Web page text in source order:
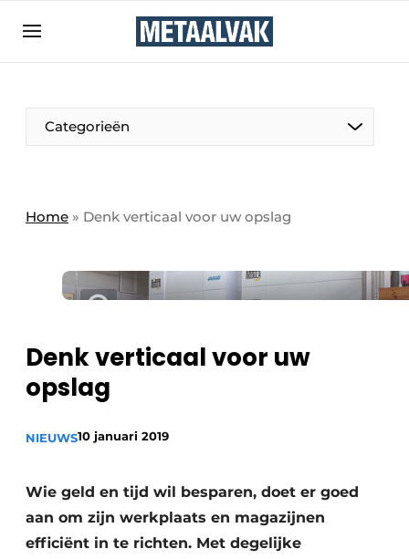
Bedrijven
Contact
Eigen content aanleveren
Home
Meest gelezen
Podcasts
Privacy / Cookie statement
Vacature aanmelden
Video’s
Categorieën
Home » Denk verticaal voor uw opslag
Denk verticaal voor uw
opslag
NIEUWS10 januari 2019
Wie geld en tijd wil besparen, doet er goed
aan om zijn werkplaats en magazijnen
efficiënt in te richten. Met degelijke